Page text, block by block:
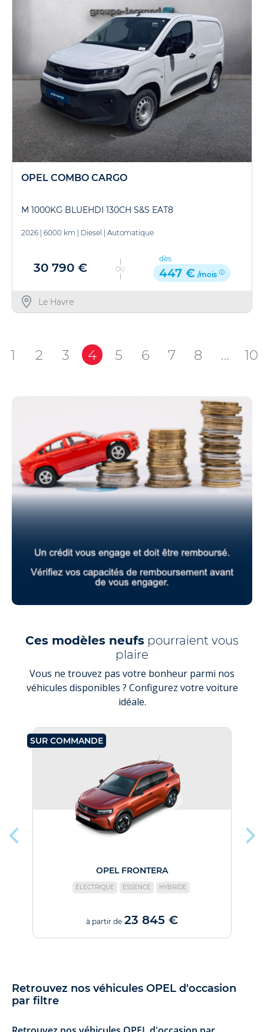
OPEL COMBO CARGO
M 1000KG BLUEHDI 130CH S&S EAT8
2026 | 6000 km | Diesel | Automatique
30 790 € OU
dès
447 € /mois
Le Havre
1 2 3 4 5 6 7 8 … 10
Ces modèles neufs pourraient vous
plaire
Vous ne trouvez pas votre bonheur parmi nos
véhicules disponibles ? Configurez votre voiture
idéale.
SUR COMMANDE
OPEL FRONTERA
ÉLECTRIQUE ESSENCE HYBRIDE
à partir de 23 845 €
Retrouvez nos véhicules OPEL d'occasion
par filtre